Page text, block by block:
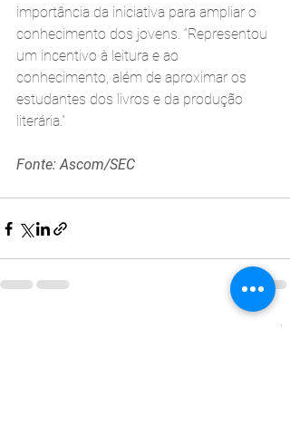
importância da iniciativa para ampliar o
conhecimento dos jovens. “Representou
um incentivo à leitura e ao
conhecimento, além de aproximar os
estudantes dos livros e da produção
literária.”
Fonte: Ascom/SEC
Ver tudo